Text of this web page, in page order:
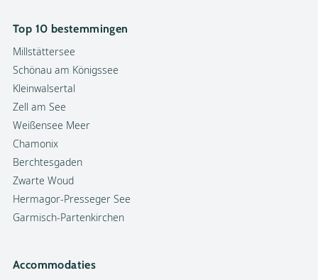
Top 10 bestemmingen
Millstättersee
Schönau am Königssee
Kleinwalsertal
Zell am See
Weißensee Meer
Chamonix
Berchtesgaden
Zwarte Woud
Hermagor-Presseger See
Garmisch-Partenkirchen
Accommodaties